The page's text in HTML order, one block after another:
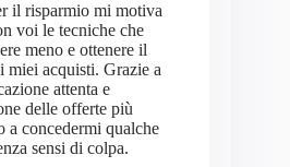
il risparmio mi motiva
voi le tecniche che
meno e ottenere il
miei acquisti. Grazie a
attenta e
delle offerte più
a concedermi qualche
sensi di colpa.